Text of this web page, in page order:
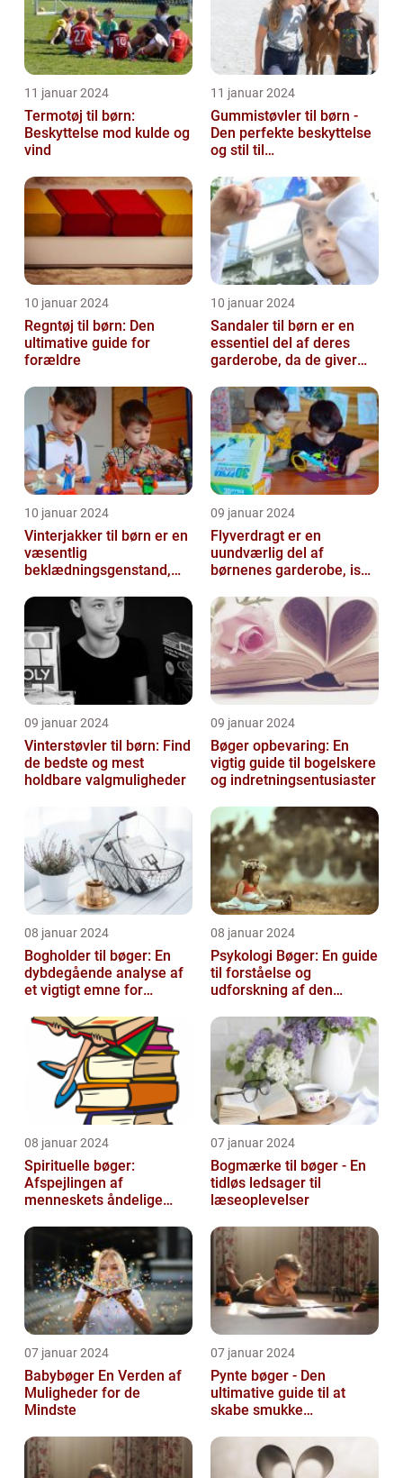
11 januar 2024
Termotøj til børn:
Beskyttelse mod kulde og
vind
11 januar 2024
Gummistøvler til børn -
Den perfekte beskyttelse
og stil til
10 januar 2024
Regntøj til børn: Den
ultimative guide for
forældre
10 januar 2024
Sandaler til børn er en
essentiel del af deres
garderobe, da de giver
der...
10 januar 2024
Vinterjakker til børn er en
væsentlig
beklædningsgenstand,
rolle i at holde...
09 januar 2024
Flyverdragt er en
uundværlig del af
børnenes garderobe, især
udendørsaktiviteter ...
09 januar 2024
Vinterstøvler til børn: Find
de bedste og mest
holdbare valgmuligheder
09 januar 2024
Bøger opbevaring: En
vigtig guide til bogelskere
og indretningsentusiaster
08 januar 2024
Bogholder til bøger: En
dybdegående analyse af
et vigtigt emne for
personer
08 januar 2024
Psykologi Bøger: En guide
til forståelse og
udforskning af den
08 januar 2024
Spirituelle bøger:
Afspejlingen af
menneskets åndelige
07 januar 2024
Bogmærke til bøger - En
tidløs ledsager til
læseoplevelser
07 januar 2024
Babybøger En Verden af
Muligheder for de
Mindste
07 januar 2024
Pynte bøger - Den
ultimative guide til at
skabe smukke